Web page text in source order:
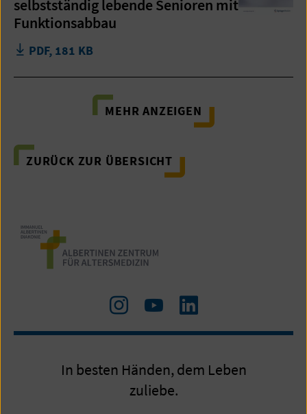
selbstständig lebende Senioren mit
Funktionsabbau
PDF, 181 KB
MEHR ANZEIGEN
ZURÜCK ZUR ÜBERSICHT
Zu
Instagram
Zum
Youtube-
LinkedIn
In besten Händen, dem Leben
zuliebe.